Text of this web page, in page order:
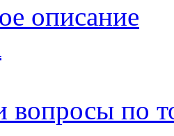
описание
вопросы по